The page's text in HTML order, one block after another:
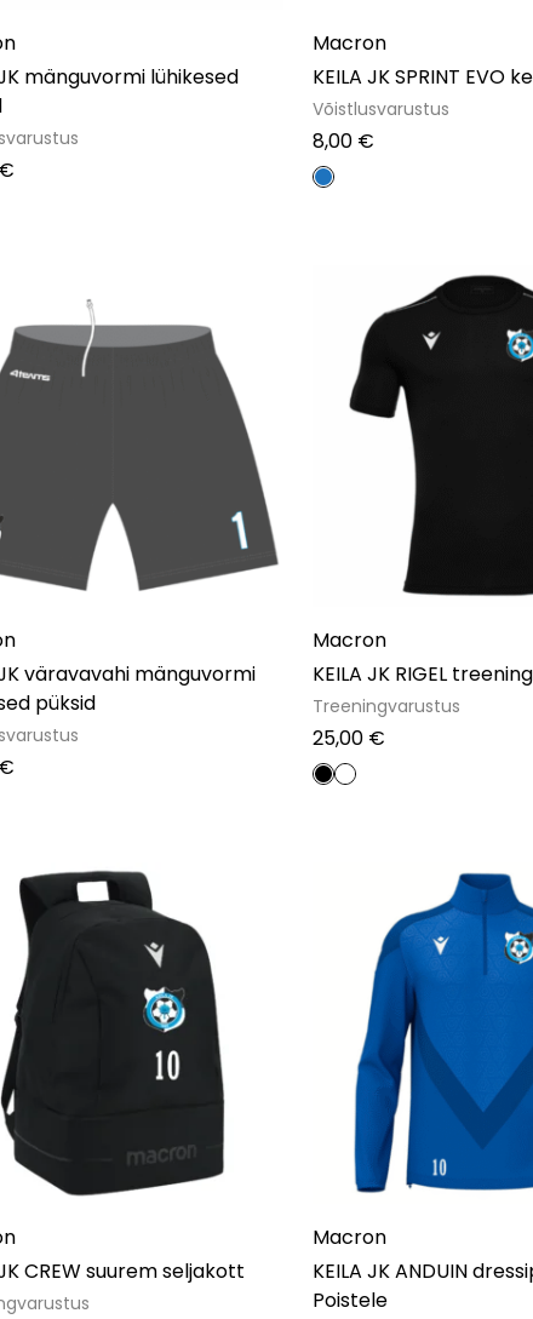
JK mänguvormi lühikesed
€
Macron
KEILA JK SPRINT EVO
Võistlusvarustus
8,00 €
JK väravavahi mänguvormi
püksid
€
Macron
KEILA JK RIGEL
Treeningvarustus
25,00 €
CREW suurem seljakott
Macron
KEILA JK ANDUIN
Poistele